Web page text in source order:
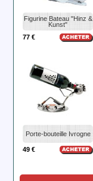
Figurine Bateau "Hinz &
Kunst"
77 €
Porte-bouteille Ivrogne
49 €